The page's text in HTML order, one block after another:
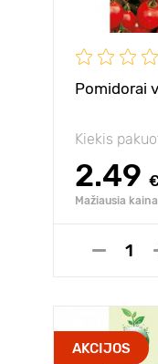
Pomidorai
Kiekis
2.49
Mažiausia
AKCIJOS